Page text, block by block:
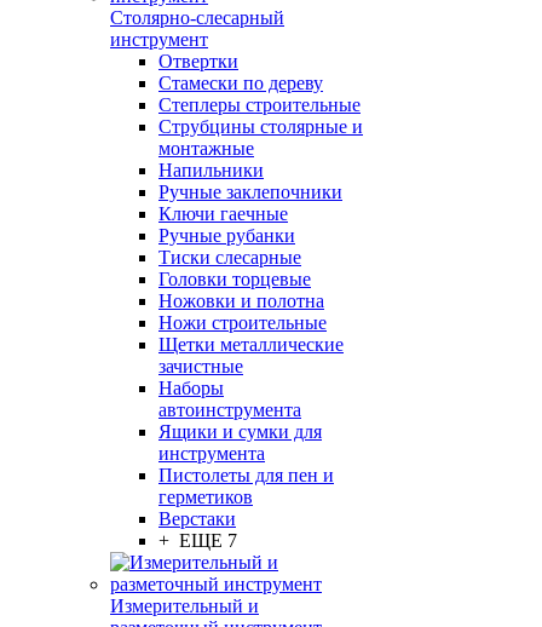
Столярно-слесарный
инструмент
Отвертки
Стамески по дереву
Степлеры строительные
Струбцины столярные и
монтажные
Напильники
Ручные заклепочники
Ключи гаечные
Ручные рубанки
Тиски слесарные
Головки торцевые
Ножовки и полотна
Ножи строительные
Щетки металлические
зачистные
Наборы
автоинструмента
Ящики и сумки для
инструмента
Пистолеты для пен и
герметиков
Верстаки
+ ЕЩЕ 7
Измерительный и